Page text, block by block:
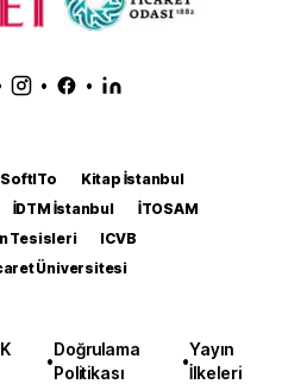
• •
SoftITo
Kitap İstanbul
İDTM İstanbul
İTOSAM
Tesisleri
ICVB
Üniversitesi
•
Doğrulama
Politikası
•
Yayın
İlkeleri